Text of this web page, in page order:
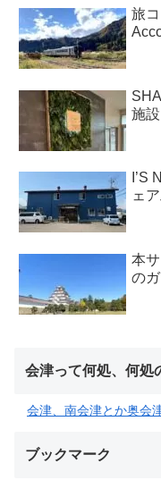
旅
施
I’S
ェ
本
の
会津って何処、何処
会津、南会津とか奥会
ブックマーク